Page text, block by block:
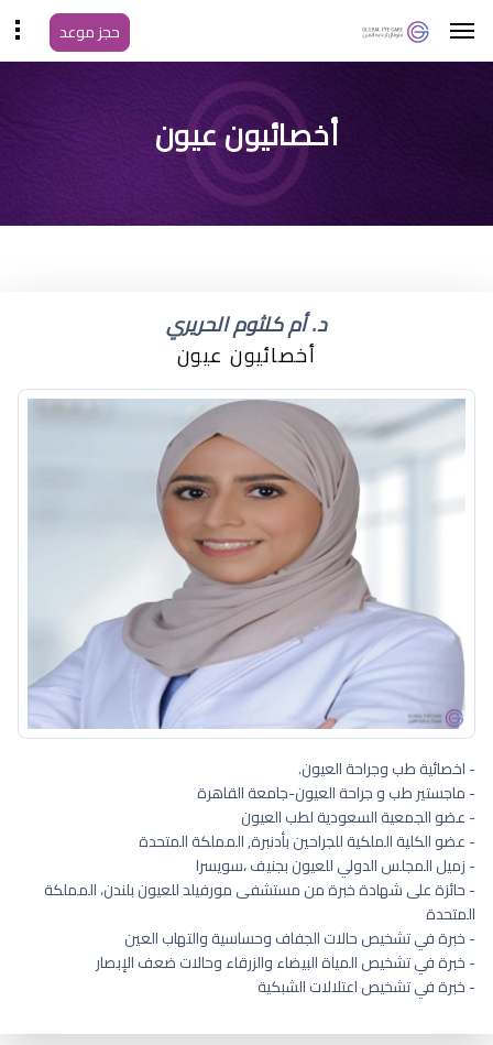
حجز موعد
أعراض جفاف العين
للاطفال
أخصائيون عيون
د. أم كلثوم الحريري
أخصائيون عيون
- اخصائية طب وجراحة العيون.
- ماجستير طب و جراحة العيون-جامعة القاهرة
- عضو الجمعية السعودية لطب العيون
- عضو الكلية الملكية للجراحين بأدنبرة, المملكة المتحدة
- زميل المجلس الدولي للعيون بجنيف ،سويسرا
- حائزة على شهادة خبرة من مستشفى مورفيلد للعيون بلندن، المملكة
المتحدة
- خبرة في تشخيص حالات الجفاف وحساسية والتهاب العين
- خبرة في تشخيص المياة البيضاء والزرقاء وحالات ضعف الإبصار
- خبرة في تشخيص اعتلالات الشبكية
أعراض جفاف العين للاطفال